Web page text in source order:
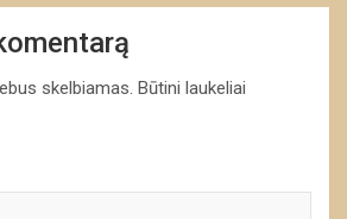
skelbiamas. Būtini laukeliai